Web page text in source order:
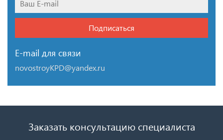
Подписаться
E-mail для связи
novostroyKPD@yandex.ru
Заказать консультацию специалиста